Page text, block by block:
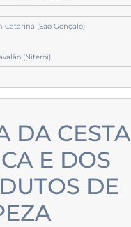
Catarina (São Gonçalo)
(Niterói)
DA CESTA
E DOS
DE